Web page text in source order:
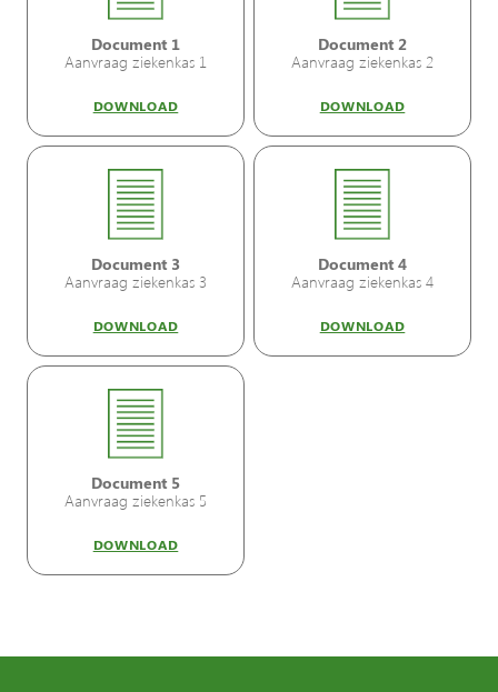
Document 1
Aanvraag ziekenkas 1
DOWNLOAD
Document 2
Aanvraag ziekenkas 2
DOWNLOAD
Document 3
Aanvraag ziekenkas 3
DOWNLOAD
Document 4
Aanvraag ziekenkas 4
DOWNLOAD
Document 5
Aanvraag ziekenkas 5
DOWNLOAD